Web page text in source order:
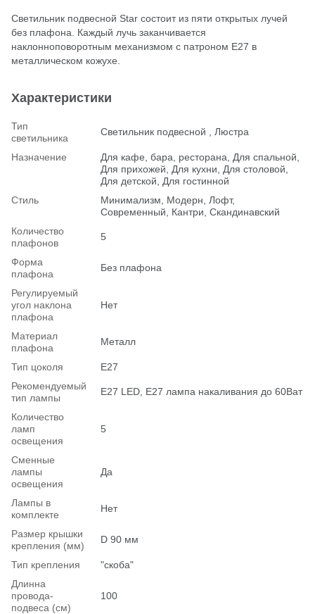
Светильник подвесной Star состоит из пяти открытых лучей
без плафона. Каждый лучь заканчивается
наклонноповоротным механизмом с патроном Е27 в
металлическом кожухе.
Характеристики
Тип
светильника
Светильник подвесной , Люстра
Назначение
Для кафе, бара, ресторана, Для спальной,
Для прихожей, Для кухни, Для столовой,
Для детской, Для гостинной
Стиль
Минимализм, Модерн, Лофт,
Современный, Кантри, Скандинавский
Количество
плафонов
5
Форма
плафона
Без плафона
Регулируемый
угол наклона
плафона
Нет
Материал
плафона
Металл
Тип цоколя
E27
Рекомендуемый
тип лампы
Е27 LED, E27 лампа накаливания до 60Ват
Количество
ламп
освещения
5
Сменные
лампы
освещения
Да
Лампы в
комплекте
Нет
Размер крышки
крепления (мм)
D 90 мм
Тип крепления
"скоба"
Длинна
провода-
подвеса (см)
100